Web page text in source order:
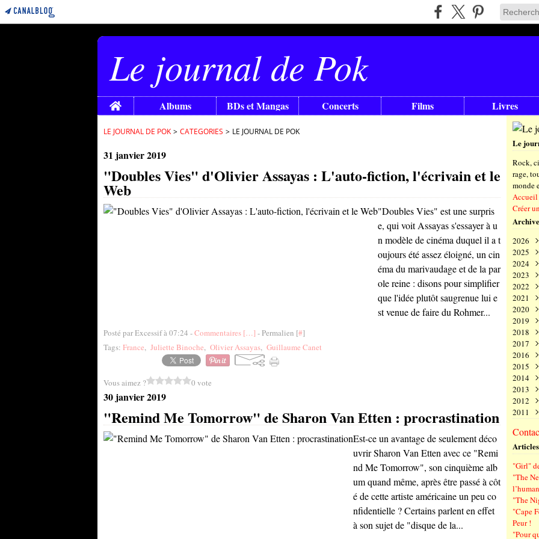
Le journal de Pok
Home Albums BDs et Mangas Concerts Films Livres
LE JOURNAL DE POK > CATEGORIES > LE JOURNAL DE POK
31 janvier 2019
"Doubles Vies" d'Olivier Assayas : L'auto-fiction, l'écrivain et le
Web
"Doubles Vies" est une surpris
e, qui voit Assayas s'essayer à u
n modèle de cinéma duquel il a t
oujours été assez éloigné, un cin
éma du marivaudage et de la par
ole reine : disons pour simplifier
que l'idée plutôt saugrenue lui e
st venue de faire du Rohmer...
Posté par Excessif à 07:24 -Commentaires […] - Permalien [#]
Tags: France, Juliette Binoche, Olivier Assayas, Guillaume Canet
Vous aimez ? 0 vote
30 janvier 2019
"Remind Me Tomorrow" de Sharon Van Etten : procrastination
Est-ce un avantage de seulement déco
uvrir Sharon Van Etten avec ce "Remi
nd Me Tomorrow", son cinquième alb
um quand même, après être passé à côt
é de cette artiste américaine un peu co
nfidentielle ? Certains parlent en effet
à son sujet de "disque de la...
Le
Rock,
rage,
monde
Créer
2026
Août
Juillet
Juin
Mai
Avril
Mars
2025
Août
Juillet
Juin
Mai
Avril
Mars
2024
Août
Juillet
Juin
Mai
Avril
Mars
2023
Août
Juillet
Juin
Mai
Avril
Mars
2022
Août
Juillet
Juin
Mai
Avril
Mars
2021
Août
Juillet
Juin
Mai
Avril
Mars
2020
Août
Juillet
Juin
Mai
Avril
2019
Août
Juillet
Juin
Mai
2018
Août
Juillet
Juin
Mars
2017
Août
Juillet
Mai
Avril
2016
Août
Juin
Mai
2015
Juin
Mai
2014
Juin
Mai
2013
Août
Juin
Mai
2012
Juin
Mai
2011
"Girl"
"The
"The
"Cape
Peur !
"Pour